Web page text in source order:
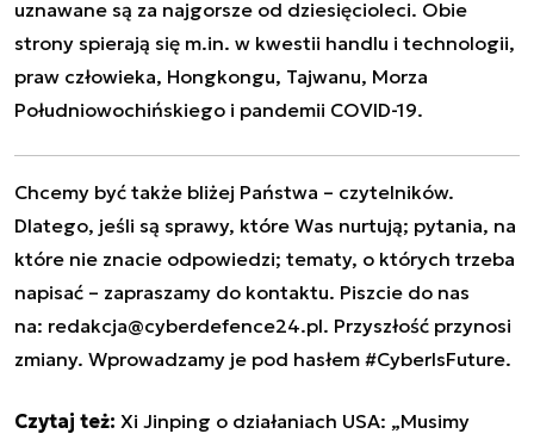
uznawane są za najgorsze od dziesięcioleci. Obie
strony spierają się m.in. w kwestii handlu i technologii,
praw człowieka, Hongkongu, Tajwanu, Morza
Południowochińskiego i pandemii COVID-19.
Chcemy być także bliżej Państwa – czytelników.
Dlatego, jeśli są sprawy, które Was nurtują; pytania, na
które nie znacie odpowiedzi; tematy, o których trzeba
napisać – zapraszamy do kontaktu. Piszcie do nas
na: redakcja@cyberdefence24.pl. Przyszłość przynosi
zmiany. Wprowadzamy je pod hasłem #CyberIsFuture.
Czytaj też: Xi Jinping o działaniach USA: „Musimy